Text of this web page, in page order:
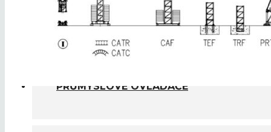
VĚŽOVÉ JEŘÁBY
PRŮMYSLOVÉ OVLADAČE